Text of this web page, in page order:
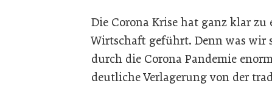
Die Corona Krise hat ganz klar
Wirtschaft geführt. Denn was wir
durch die Corona Pandemie
deutliche Verlagerung von der